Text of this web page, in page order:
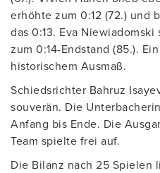
erhöhte zum 0:12 (72.) und
das 0:13. Eva
zum 0:14-Endstand (85.).
historischem Ausmaß.
Schiedsrichter Bahruz
souverän. Die
Anfang bis Ende. Die
Team spielte frei auf.
Die Bilanz nach 25 Spielen